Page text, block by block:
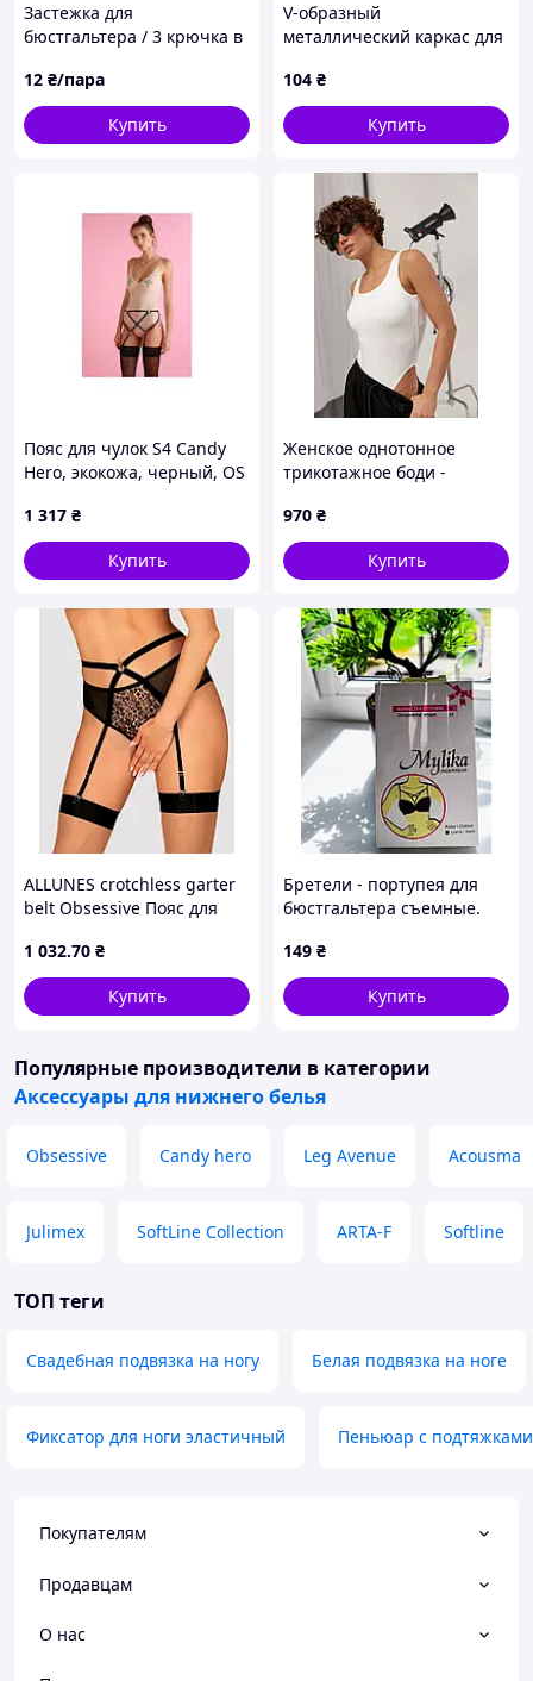
Застежка для
бюстгальтера / 3 крючка в
заказ от 1 пары
12 ₴/пара
Купить
V-образный
металлический каркас для
см
104 ₴
Купить
Пояс для чулок S4 Candy
Hero, экокожа, черный, OS
1 317 ₴
Купить
Женское однотонное
трикотажное боди -
(имеется размеры)
970 ₴
Купить
ALLUNES crotchless garter
belt Obsessive Пояс для
трусиками
1 032.70 ₴
Купить
Бретели - портупея для
бюстгальтера съемные.
149 ₴
Купить
Популярные производители в категории
Аксессуары для нижнего белья
Obsessive Candy hero Leg Avenue Acousma
Julimex SoftLine Collection ARTA-F Softline
ТОП теги
Свадебная подвязка на ногу Белая подвязка на ноге
Фиксатор для ноги эластичный Пеньюар с
Покупателям
Продавцам
О нас